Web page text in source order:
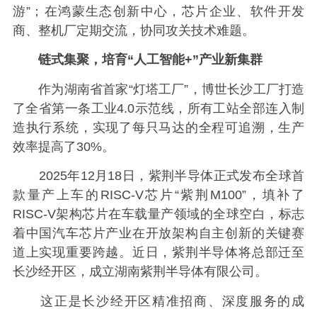
游”；在鸿蒙生态创新中心，芯片企业、软件开发
商、整机厂定期交流，协同攻关技术难题。
链式集聚，培育“人工智能+”产业新集群
作为湖南省首家“灯塔工厂”，博世长沙工厂打造
了全省第一条工业4.0示范线，所有工站全部连入制
造执行系统，实现了每只马达的全程可追溯，生产
效率提高了30%。
2025年12月18日，紫荆半导体正式发布全球首
款量产上车的RISC-V芯片“紫荆M100”，填补了
RISC-V架构芯片在车载量产领域的全球空白，标志
着中国汽车芯片产业在开放架构自主创新的关键赛
道上实现重要跨越。近日，紫荆半导体将总部迁至
长沙经开区，成立湖南紫荆半导体有限公司。
这正是长沙经开区精准招商、深度服务的成